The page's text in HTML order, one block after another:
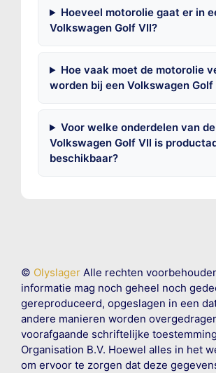
Hoeveel motorolie gaat er in
Volkswagen Golf VII?
Hoe vaak moet de motorolie
worden bij een Volkswagen Golf
Voor welke onderdelen van de
Volkswagen Golf VII is
beschikbaar?
© OlyslagerAlle rechten
informatie mag noch geheel noch
gereproduceerd, opgeslagen in een
andere manieren worden
voorafgaande schriftelijke
Organisation B.V. Hoewel alles in het
om ervoor te zorgen dat deze